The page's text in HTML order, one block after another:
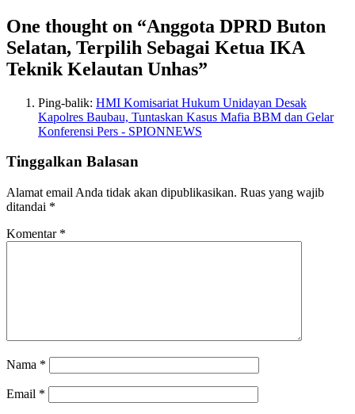
One thought on “Anggota DPRD Buton
Selatan, Terpilih Sebagai Ketua IKA
Teknik Kelautan Unhas”
Ping-balik: HMI Komisariat Hukum Unidayan Desak
Kapolres Baubau, Tuntaskan Kasus Mafia BBM dan Gelar
Konferensi Pers - SPIONNEWS
Tinggalkan Balasan
Alamat email Anda tidak akan dipublikasikan. Ruas yang wajib
ditandai *
Komentar *
Nama *
Email *